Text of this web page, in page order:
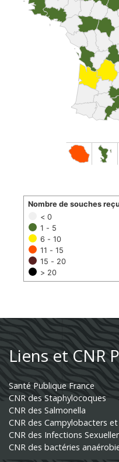
< 0
1 - 5
6 - 10
11 - 15
15 - 20
> 20
Nombre de souches
Liens et CNR
Santé Publique France
CNR des Staphylocoques
CNR des Salmonella
CNR des Campylobacters
CNR des Infections
CNR des bactéries